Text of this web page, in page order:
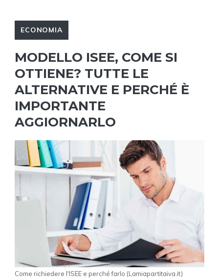
ECONOMIA
MODELLO ISEE, COME SI
OTTIENE? TUTTE LE
ALTERNATIVE E PERCHÉ È
IMPORTANTE
AGGIORNARLO
Come richiedere l'ISEE e perché farlo (Lamiapartitaiva.it)